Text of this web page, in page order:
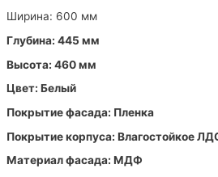
Ширина: 600 мм
Глубина: 445 мм
Высота: 460 мм
Цвет: Белый
Покрытие фасада: Пленка
Покрытие корпуса: Влагостойкое
Материал фасада: МДФ